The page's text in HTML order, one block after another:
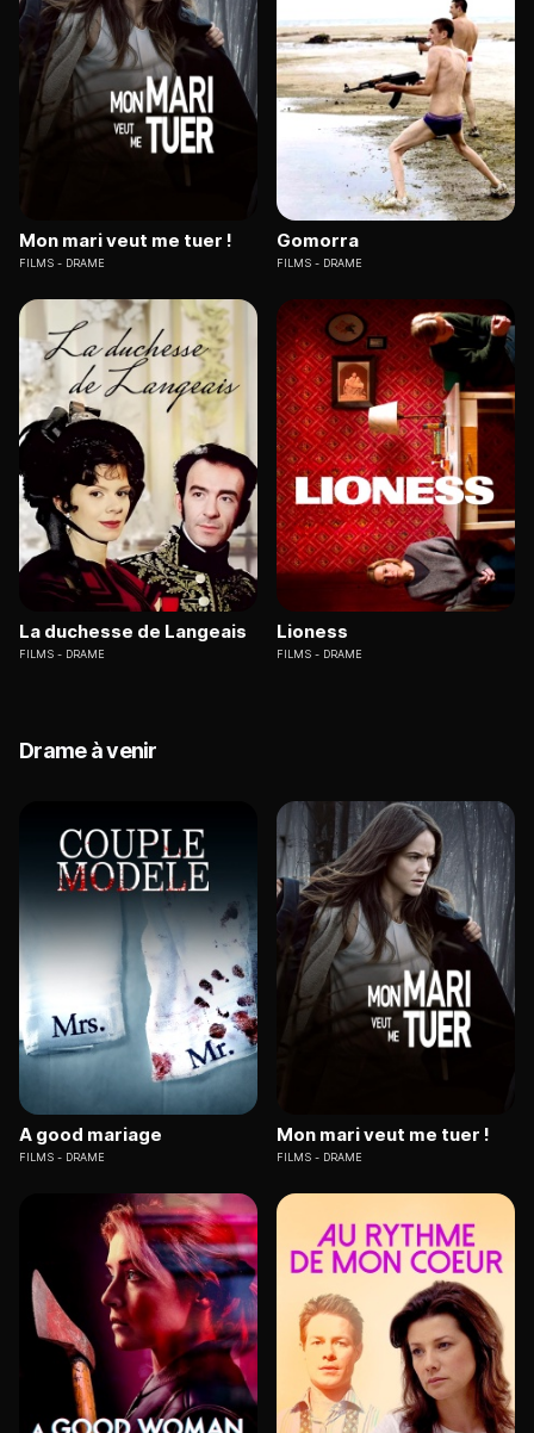
Mon mari veut me tuer !
FILMS DRAME
Gomorra
FILMS DRAME
La duchesse de Langeais
FILMS DRAME
Lioness
FILMS DRAME
Drame à venir
A good mariage
FILMS DRAME
Mon mari veut me tuer !
FILMS DRAME